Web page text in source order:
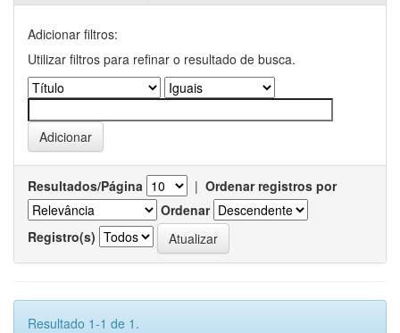
Adicionar filtros:
Utilizar filtros para refinar o resultado de busca.
Resultados/Página | Ordenar registros por
Ordenar
Registro(s)
Resultado 1-1 de 1.